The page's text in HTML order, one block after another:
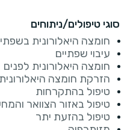
סוגי טיפולים/ניתוחים
חומצה היאלורונית
עיבוי שפתיים
חומצה היאלורונית לפנים
הזרקת חומצה
טיפול בהתקרחות
טיפול באזור הצוואר
טיפול בהזעת יתר